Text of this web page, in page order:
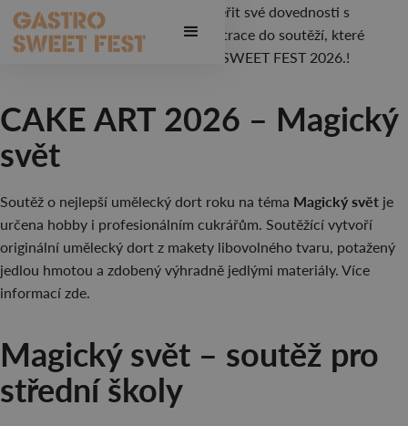
Máte talent, kreativitu a chuť poměřit své dovednosti s
ostatními? Právě jsme spustili registrace do soutěží, které
budou součástí festivalu GASTRO SWEET FEST 2026.!
CAKE ART 2026 – Magický
svět
Soutěž o nejlepší umělecký dort roku na téma Magický svět je
určena hobby i profesionálním cukrářům. Soutěžící vytvoří
originální umělecký dort z makety libovolného tvaru, potažený
jedlou hmotou a zdobený výhradně jedlými materiály. Více
informací zde.
Magický svět – soutěž pro
střední školy